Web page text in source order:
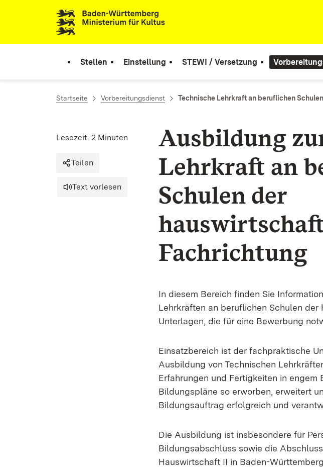
Zum Inhalt springen
Link zur Startseite
Stellen Einstellung STEWI / Versetzung
Startseite Vorbereitungsdienst Technische Lehrkraft an beruflichen Schulen
Ausbildung
Lehrkraft an
Schulen der
Fachrichtung
Lesezeit: 2 Minuten
Teilen
Text vorlesen
In diesem Bereich finden Sie
Lehrkräften an beruflichen Schulen
Unterlagen, die für eine Bewerbung
Einsatzbereich ist der fachpraktische
Ausbildung von Technischen
Erfahrungen und Fertigkeiten in
Bildungspläne so erworben, erweitert
Bildungsauftrag erfolgreich und
Die Ausbildung ist insbesondere für
Bildungsabschluss sowie die
Hauswirtschaft II in Baden-